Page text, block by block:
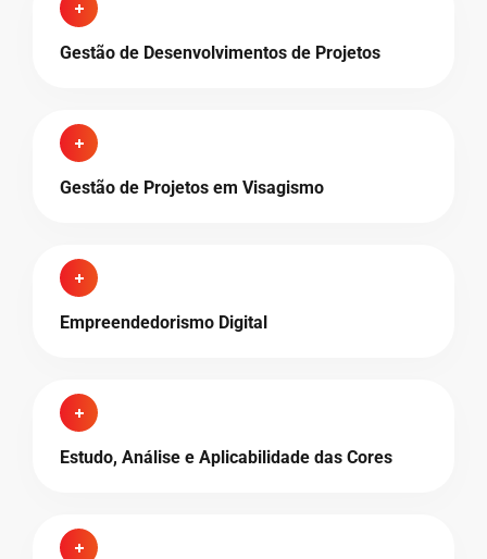
Gestão de Desenvolvimentos de Projetos
Gestão de Projetos em Visagismo
Empreendedorismo Digital
Estudo, Análise e Aplicabilidade das Cores